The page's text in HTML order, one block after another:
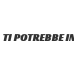
TI POTREBBE